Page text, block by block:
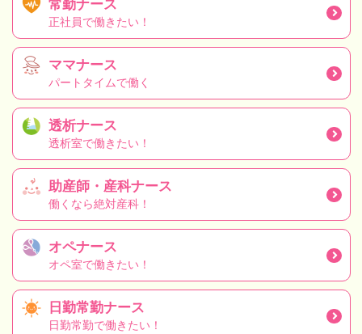
常勤ナース
正社員で働きたい！
ママナース
パートタイムで働く
透析ナース
透析室で働きたい！
助産師・産科ナース
働くなら絶対産科！
オペナース
オペ室で働きたい！
日勤常勤ナース
日勤常勤で働きたい！